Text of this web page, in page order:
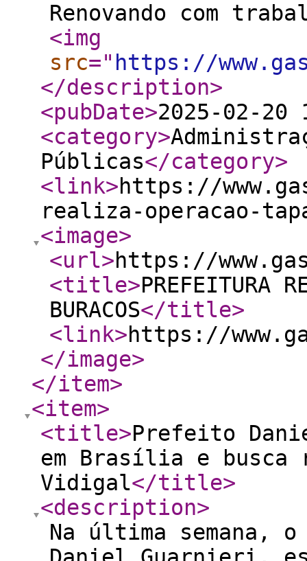
Renovando com
<img
src=" https://
</description>
<pubDate>2025-02-20
<category>
Públicas</category>
<link>https://
realiza-operacao-
<image>
<url>https://
<title>PREFEITURA
BURACOS</title>
<link>https://
</image>
</item>
<item>
<title>Prefeito
em Brasília e busca
Vidigal</title>
<description>
Na última semana,